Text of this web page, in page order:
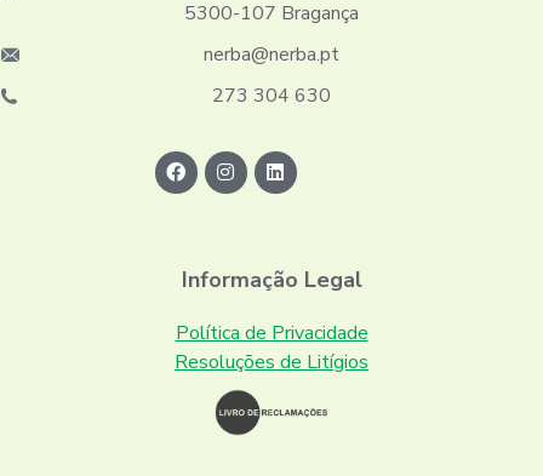
5300-107 Bragança
nerba@nerba.pt
273 304 630
Informação Legal
Política de Privacidade
Resoluções de Litígios